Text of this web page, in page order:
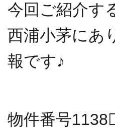
今回ご紹介す
西浦小茅にあ
報です♪
物件番号